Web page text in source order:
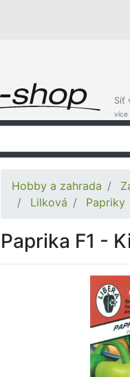
Síť
více
Hobby a zahrada
Lilková
Papriky
Paprika F1 -